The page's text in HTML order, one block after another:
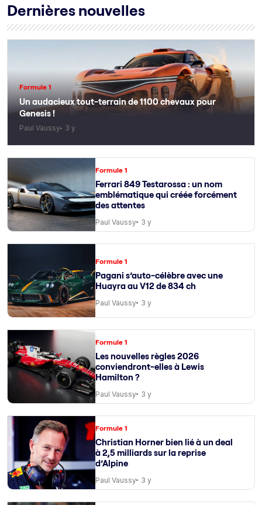
Dernières nouvelles
Formule 1
Un audacieux tout-terrain de 1100 chevaux pour
Genesis !
Paul Vaussy 3 y
Formule 1
Ferrari 849 Testarossa : un nom
emblématique qui créée forcément
des attentes
Paul Vaussy 3 y
Formule 1
Pagani s’auto-célèbre avec une
Huayra au V12 de 834 ch
Paul Vaussy 3 y
Formule 1
Les nouvelles règles 2026
conviendront-elles à Lewis
Hamilton ?
Paul Vaussy 3 y
Formule 1
Christian Horner bien lié à un deal
à 2,5 milliards sur la reprise
d’Alpine
Paul Vaussy 3 y